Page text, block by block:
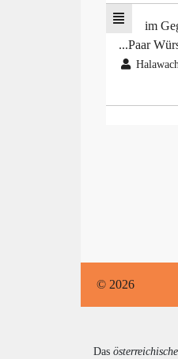
im
...Paar
© 2026
Das